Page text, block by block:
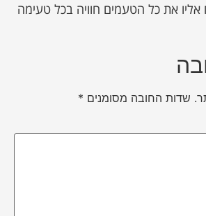
אליו את כל הטעמים חוויה בכל טעימה
שדות החובה מסומנים *